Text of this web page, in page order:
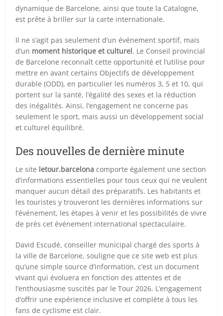
dynamique de Barcelone, ainsi que toute la Catalogne,
est prête à briller sur la carte internationale.
Il ne s’agit pas seulement d’un événement sportif, mais
d’un moment historique et culturel. Le Conseil provincial
de Barcelone reconnaît cette opportunité et l’utilise pour
mettre en avant certains Objectifs de développement
durable (ODD), en particulier les numéros 3, 5 et 10, qui
portent sur la santé, l’égalité des sexes et la réduction
des inégalités. Ainsi, l’engagement ne concerne pas
seulement le sport, mais aussi un développement social
et culturel équilibré.
Des nouvelles de dernière minute
Le site letour.barcelona comporte également une section
d’informations essentielles pour tous ceux qui ne veulent
manquer aucun détail des préparatifs. Les habitants et
les touristes y trouveront les dernières informations sur
l’événement, les étapes à venir et les possibilités de vivre
de près cet événement international spectaculaire.
David Escudé, conseiller municipal chargé des sports à
la ville de Barcelone, souligne que ce site web est plus
qu’une simple source d’information, c’est un document
vivant qui évoluera en fonction des attentes et de
l’enthousiasme suscités par le Tour 2026. L’engagement
d’offrir une expérience inclusive et complète à tous les
fans de cyclisme est clair.